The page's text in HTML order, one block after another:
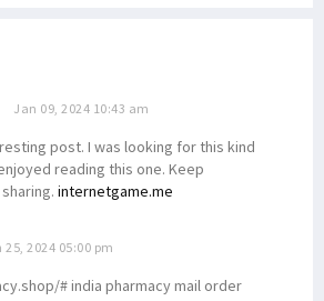
Jan 09, 2024 10:43 am
post. I was looking for this kind
reading this one. Keep
internetgame.me
25, 2024 05:00 pm
# india pharmacy mail order